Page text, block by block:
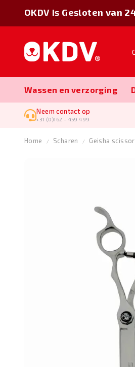
Wassen en verzorging
Neem contact op
+31 (0)162 – 459 499
OKDV is Gesloten van
Home Scharen Geisha